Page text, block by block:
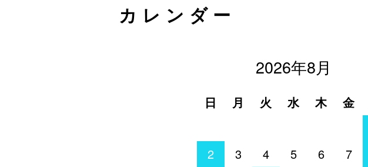
カレンダー
2026年8月
日 月 火 水 木 金
2
3 4 5 6 7